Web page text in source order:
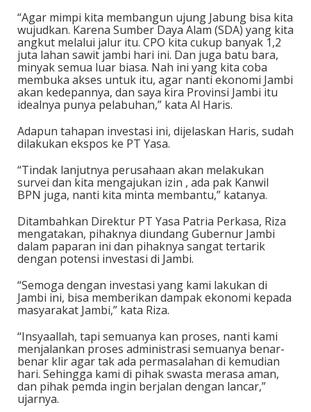
“Agar mimpi kita membangun ujung Jabung bisa kita
wujudkan. Karena Sumber Daya Alam (SDA) yang kita
angkut melalui jalur itu. CPO kita cukup banyak 1,2
juta lahan sawit jambi hari ini. Dan juga batu bara,
minyak semua luar biasa. Nah ini yang kita coba
membuka akses untuk itu, agar nanti ekonomi Jambi
akan kedepannya, dan saya kira Provinsi Jambi itu
idealnya punya pelabuhan,” kata Al Haris.
Adapun tahapan investasi ini, dijelaskan Haris, sudah
dilakukan ekspos ke PT Yasa.
“Tindak lanjutnya perusahaan akan melakukan
survei dan kita mengajukan izin , ada pak Kanwil
BPN juga, nanti kita minta membantu,” katanya.
Ditambahkan Direktur PT Yasa Patria Perkasa, Riza
mengatakan, pihaknya diundang Gubernur Jambi
dalam paparan ini dan pihaknya sangat tertarik
dengan potensi investasi di Jambi.
“Semoga dengan investasi yang kami lakukan di
Jambi ini, bisa memberikan dampak ekonomi kepada
masyarakat Jambi,” kata Riza.
“Insyaallah, tapi semuanya kan proses, nanti kami
menjalankan proses administrasi semuanya benar-
benar klir agar tak ada permasalahan di kemudian
hari. Sehingga kami di pihak swasta merasa aman,
dan pihak pemda ingin berjalan dengan lancar,”
ujarnya.